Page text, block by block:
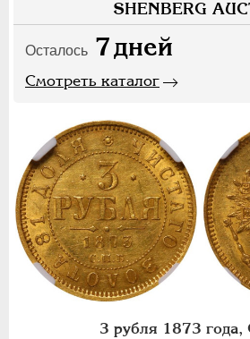
SHENBERG
Осталось 7дней
Смотреть каталог
3 рубля 1873